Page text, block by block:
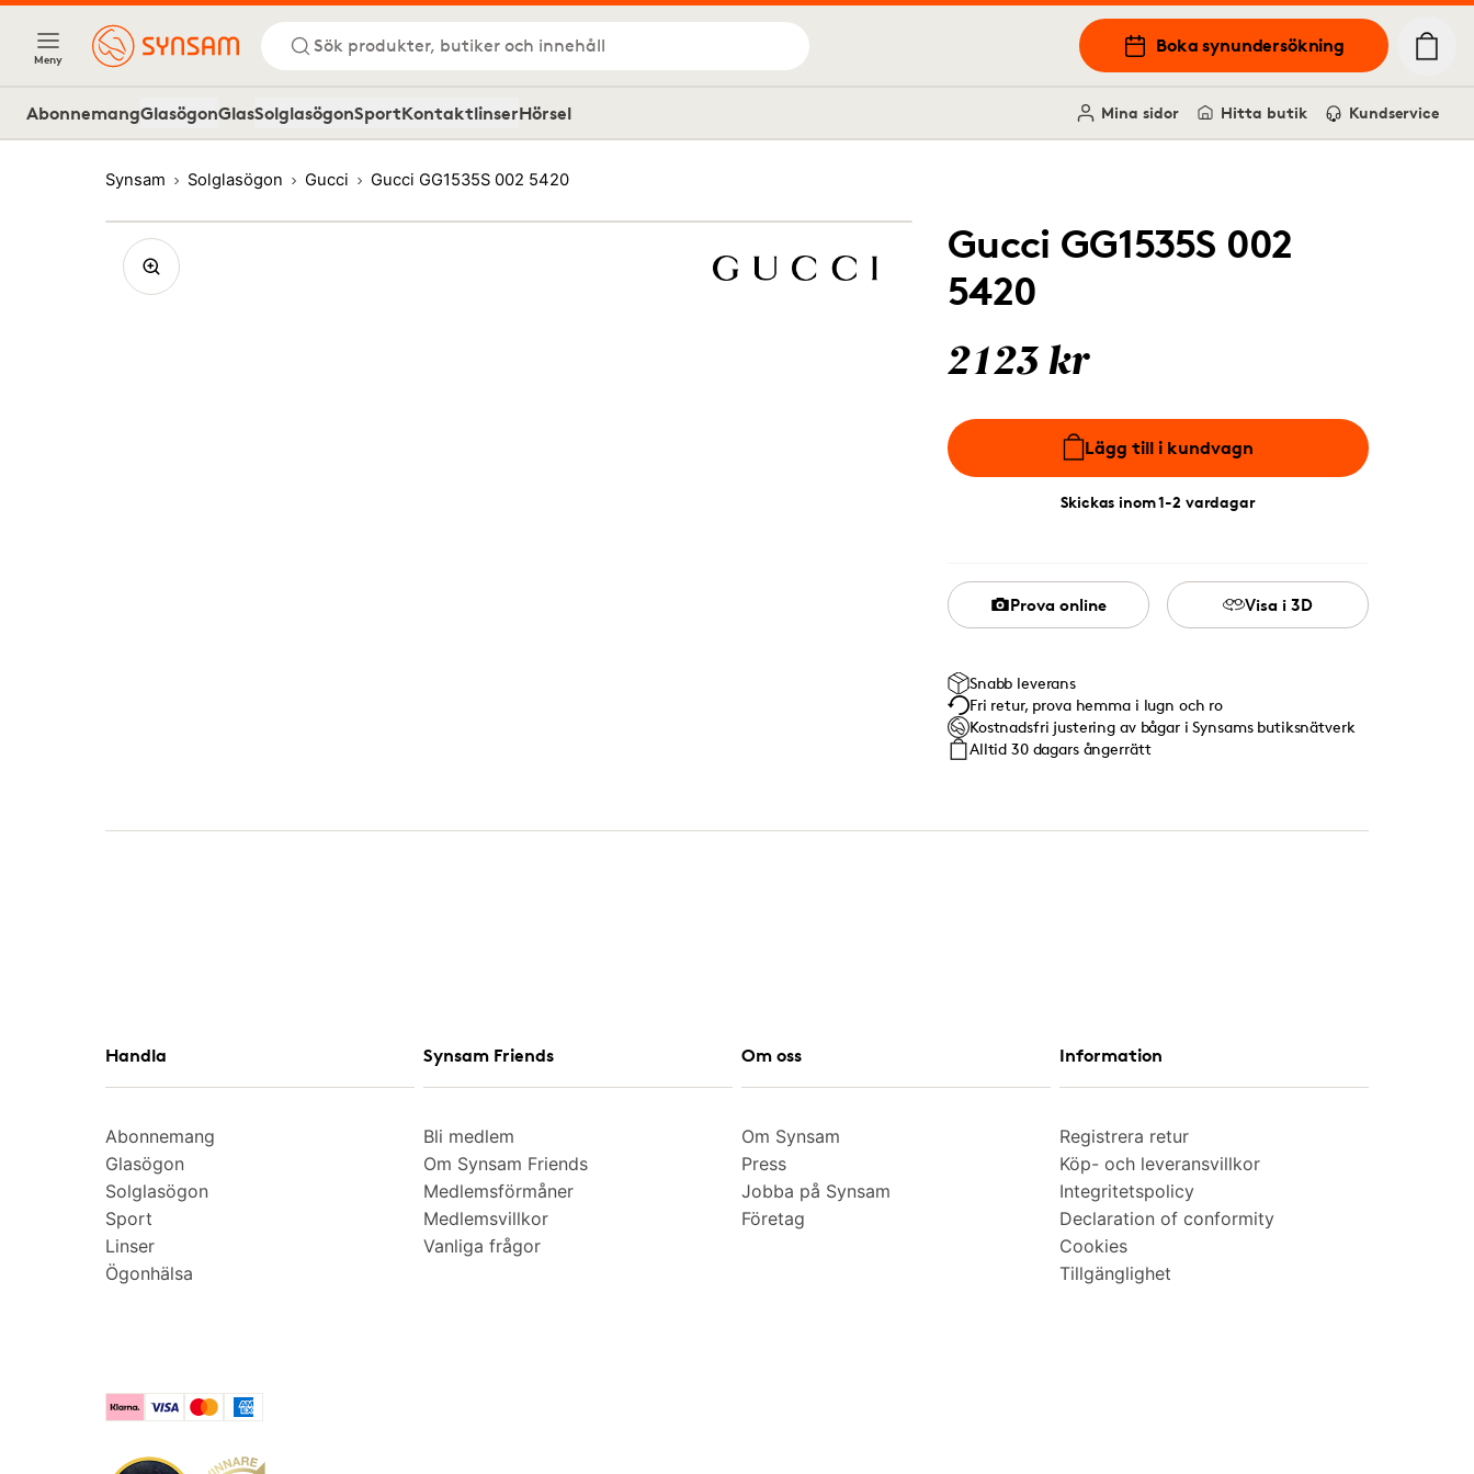
Meny
Sök produkter, butiker och innehåll Boka synundersökning
AbonnemangGlasögonGlasSolglasögonSportKontaktlinserHörsel Mina sidor Hitta butik Kundservice
Synsam Solglasögon Gucci Gucci GG1535S 002 5420
Gucci GG1535S 002
5420
2123 kr
Lägg till i kundvagn
Skickas inom 1-2 vardagar
Prova online Visa i 3D
Snabb leverans
Fri retur, prova hemma i lugn och ro
Kostnadsfri justering av bågar i Synsams butiksnätverk
Alltid 30 dagars ångerrätt
Handla
Abonnemang
Glasögon
Solglasögon
Sport
Linser
Ögonhälsa
Synsam Friends
Bli medlem
Om Synsam Friends
Medlemsförmåner
Medlemsvillkor
Vanliga frågor
Om oss
Om Synsam
Press
Jobba på Synsam
Företag
Information
Registrera retur
Köp- och leveransvillkor
Integritetspolicy
Declaration of conformity
Cookies
Tillgänglighet
KlarnaVisa MastercardAmerican Express